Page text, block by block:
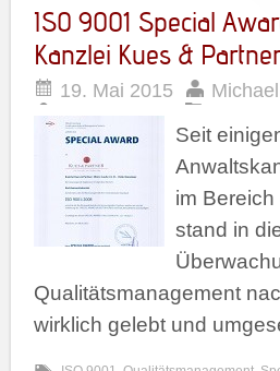
ISO 9001 Special
Kanzlei Kues & Partner
19. Mai 2015
Seit
im
stand in
Qualitätsmanagement
wirklich gelebt und